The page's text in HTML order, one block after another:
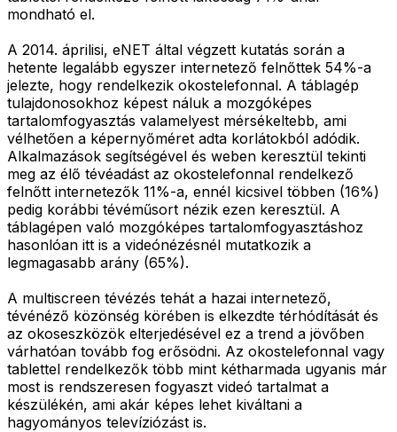
mondható el.
A 2014. áprilisi, eNET által végzett kutatás során a
hetente legalább egyszer internetező felnőttek 54%-a
jelezte, hogy rendelkezik okostelefonnal. A táblagép
tulajdonosokhoz képest náluk a mozgóképes
tartalomfogyasztás valamelyest mérsékeltebb, ami
vélhetően a képernyőméret adta korlátokból adódik.
Alkalmazások segítségével és weben keresztül tekinti
meg az élő tévéadást az okostelefonnal rendelkező
felnőtt internetezők 11%-a, ennél kicsivel többen (16%)
pedig korábbi tévéműsort nézik ezen keresztül. A
táblagépen való mozgóképes tartalomfogyasztáshoz
hasonlóan itt is a videónézésnél mutatkozik a
legmagasabb arány (65%).
A multiscreen tévézés tehát a hazai internetező,
tévénéző közönség körében is elkezdte térhódítását és
az okoseszközök elterjedésével ez a trend a jövőben
várhatóan tovább fog erősödni. Az okostelefonnal vagy
tablettel rendelkezők több mint kétharmada ugyanis már
most is rendszeresen fogyaszt videó tartalmat a
készülékén, ami akár képes lehet kiváltani a
hagyományos televíziózást is.